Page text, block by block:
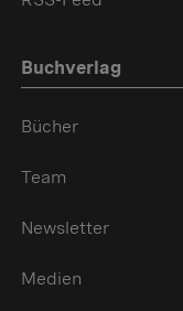
Buchverlag
Bücher
Team
Newsletter
Medien